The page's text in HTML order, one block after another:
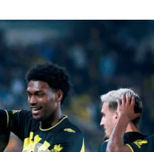
הפועל תל אביב
הפועל חיפה
הפועל באר שבע
מכבי נתניה
בני יהודה